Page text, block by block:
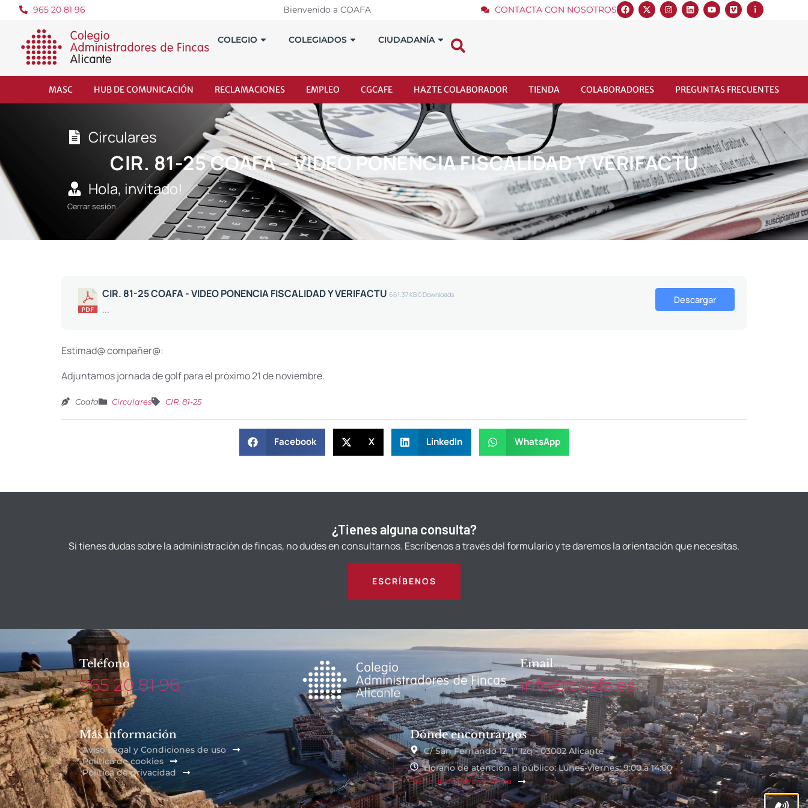
965 20 81 96 Bienvenido a COAFA CONTACTA CON NOSOTROS
COLEGIO COLEGIADOS CIUDADANÍA
MASC HUB DE COMUNICACIÓN RECLAMACIONES EMPLEO CGCAFE HAZTE COLABORADOR TIENDA COLABORADORES PREGUNTAS FRECUENTES
Circulares
CIR. 81-25 COAFA – VIDEO PONENCIA FISCALIDAD Y VERIFACTU
Hola, invitado!
Cerrar sesión
CIR. 81-25 COAFA - VIDEO PONENCIA FISCALIDAD Y VERIFACTU 661.37 KB0 Downloads
...
Descargar
Estimad@ compañer@:
Adjuntamos jornada de golf para el próximo 21 de noviembre.
Coafa Circulares CIR. 81-25
Facebook X LinkedIn WhatsApp
¿Tienes alguna consulta?
Si tienes dudas sobre la administración de fincas, no dudes en consultarnos. Escríbenos a través del formulario y te daremos la orientación que necesitas.
ESCRÍBENOS
Teléfono
965 20 81 96
Email
info@coafa.es
Más información
Aviso Legal y Condiciones de uso
Política de cookies
Política de privacidad
Dónde encontrarnos
C/ San Fernando 12, 1º Izq - 03002 Alicante
Horario de atención al público: Lunes-viernes: 9:00 a 14:00
Ver la ubicación en el mapa